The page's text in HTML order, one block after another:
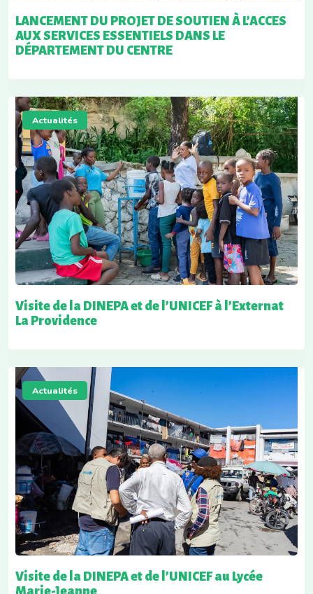
LANCEMENT DU PROJET DE SOUTIEN À L’ACCES
AUX SERVICES ESSENTIELS DANS LE
DÉPARTEMENT DU CENTRE
Actualités
Visite de la DINEPA et de l’UNICEF à l’Externat
La Providence
Actualités
Visite de la DINEPA et de l’UNICEF au Lycée